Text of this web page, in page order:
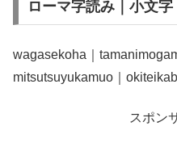
ローマ字読み｜小文字
wagasekoha｜
mitsutsuyukamuo｜
スポン